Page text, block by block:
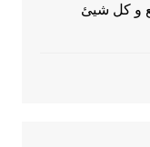
و كل شيئ